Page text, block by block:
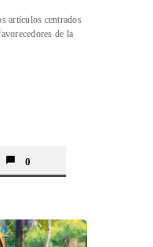
artículos centrados
de la
0